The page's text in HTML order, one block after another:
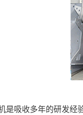
是吸收多年的研发